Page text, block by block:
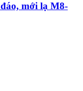
mới lạ M8-